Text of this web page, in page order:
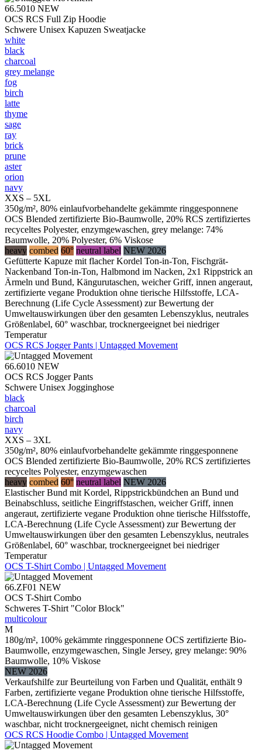
66.5010 NEW
OCS RCS Full Zip Hoodie
Schwere Unisex Kapuzen Sweatjacke
white
black
charcoal
grey melange
fog
birch
latte
thyme
sage
ray
brick
prune
aster
orion
navy
XXS – 5XL
350g/m², 80% einlaufvorbehandelte gekämmte ringgesponnene
OCS Blended zertifizierte Bio-Baumwolle, 20% RCS zertifiziertes
recyceltes Polyester, enzymgewaschen, grey melange: 74%
Baumwolle, 20% Polyester, 6% Viskose
heavy combed 60° neutral label NEW 2026
Gefütterte Kapuze mit flacher Kordel Ton-in-Ton, Fischgrät-
Nackenband Ton-in-Ton, Halbmond im Nacken, 2x1 Rippstrick an
Ärmeln und Bund, Kängurutaschen, weicher Griff, innen angeraut,
zertifizierte vegane Produktion ohne tierische Hilfsstoffe, LCA-
Berechnung (Life Cycle Assessment) zur Bewertung der
Umweltauswirkungen über den gesamten Lebenszyklus, neutrales
Größenlabel, 60° waschbar, trocknergeeignet bei niedriger
Temperatur
OCS RCS Jogger Pants | Untagged Movement
66.6010 NEW
OCS RCS Jogger Pants
Schwere Unisex Jogginghose
black
charcoal
birch
navy
XXS – 3XL
350g/m², 80% einlaufvorbehandelte gekämmte ringgesponnene
OCS Blended zertifizierte Bio-Baumwolle, 20% RCS zertifiziertes
recyceltes Polyester, enzymgewaschen
heavy combed 60° neutral label NEW 2026
Elastischer Bund mit Kordel, Rippstrickbündchen an Bund und
Beinabschluss, seitliche Eingriffstaschen, weicher Griff, innen
angeraut, zertifizierte vegane Produktion ohne tierische Hilfsstoffe,
LCA-Berechnung (Life Cycle Assessment) zur Bewertung der
Umweltauswirkungen über den gesamten Lebenszyklus, neutrales
Größenlabel, 60° waschbar, trocknergeeignet bei niedriger
Temperatur
OCS T-Shirt Combo | Untagged Movement
66.ZF01 NEW
OCS T-Shirt Combo
Schweres T-Shirt "Color Block"
multicolour
M
180g/m², 100% gekämmte ringgesponnene OCS zertifizierte Bio-
Baumwolle, enzymgewaschen, Single Jersey, grey melange: 90%
Baumwolle, 10% Viskose
NEW 2026
Verkaufshilfe zur Beurteilung von Farben und Qualität, enthält 9
Farben, zertifizierte vegane Produktion ohne tierische Hilfsstoffe,
LCA-Berechnung (Life Cycle Assessment) zur Bewertung der
Umweltauswirkungen über den gesamten Lebenszyklus, 30°
waschbar, nicht trocknergeeignet, nicht chemisch reinigen
OCS RCS Hoodie Combo | Untagged Movement